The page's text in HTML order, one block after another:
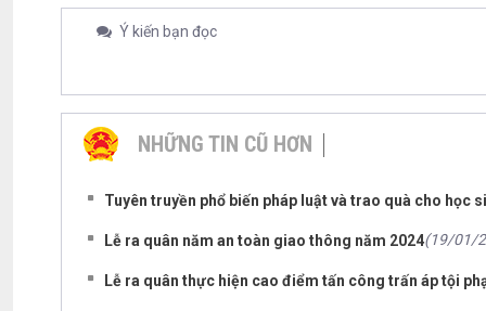
Ý kiến bạn đọc
NHỮNG TIN CŨ HƠN
Tuyên truyền phổ biến pháp luật và trao quà cho học
Lễ ra quân năm an toàn giao thông năm 2024(19/01/
Lễ ra quân thực hiện cao điểm tấn công trấn áp tội